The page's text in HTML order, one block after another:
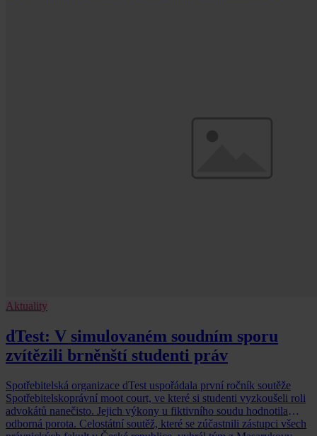
Aktuality
dTest: V simulovaném soudním sporu
zvítězili brněnští studenti práv
Spotřebitelská organizace dTest uspořádala první ročník soutěže
Spotřebitelskoprávní moot court, ve které si studenti vyzkoušeli roli
advokátů nanečisto. Jejich výkony u fiktivního soudu hodnotila
odborná porota. Celostátní soutěž, které se zúčastnili zástupci všech